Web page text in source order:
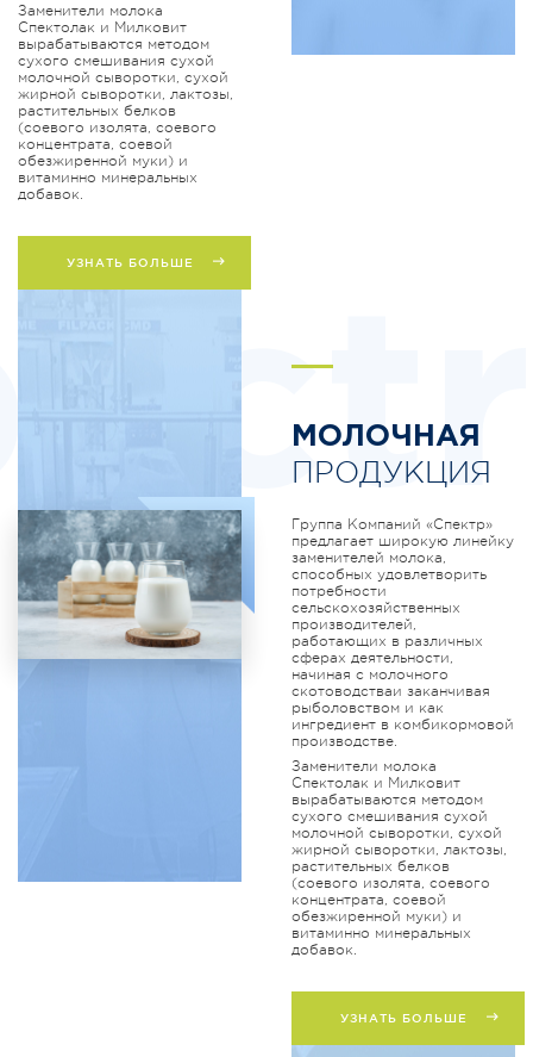
Заменители молока
Спектолак и Милковит
вырабатываются методом
сухого смешивания сухой
молочной сыворотки, сухой
жирной сыворотки, лактозы,
растительных белков
(соевого изолята, соевого
концентрата, соевой
обезжиренной муки) и
витаминно минеральных
добавок.
УЗНАТЬ БОЛЬШЕ
МОЛОЧНАЯ
ПРОДУКЦИЯ
Группа Компаний «Спектр»
предлагает широкую линейку
заменителей молока,
способных удовлетворить
потребности
сельскохозяйственных
производителей,
работающих в различных
сферах деятельности,
начиная с молочного
скотоводстваи заканчивая
рыболовством и как
ингредиент в комбикормовой
производстве.
Заменители молока
Спектолак и Милковит
вырабатываются методом
сухого смешивания сухой
молочной сыворотки, сухой
жирной сыворотки, лактозы,
растительных белков
(соевого изолята, соевого
концентрата, соевой
обезжиренной муки) и
витаминно минеральных
добавок.
УЗНАТЬ БОЛЬШЕ